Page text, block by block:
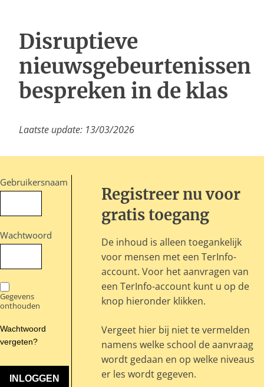
Disruptieve
nieuwsgebeurtenissen
bespreken in de klas
Laatste update: 13/03/2026
Gebruikersnaam
Wachtwoord
Gegevens
onthouden
Wachtwoord
vergeten?
Registreer nu voor
gratis toegang
De inhoud is alleen toegankelijk
voor mensen met een TerInfo-
account. Voor het aanvragen van
een TerInfo-account kunt u op de
knop hieronder klikken.
Vergeet hier bij niet te vermelden
namens welke school de aanvraag
wordt gedaan en op welke niveaus
er les wordt gegeven.